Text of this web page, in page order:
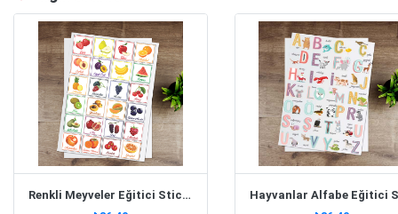
Renkli Meyveler Eğitici Sticker